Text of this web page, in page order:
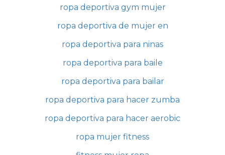
ropa deportiva gym mujer
ropa deportiva de mujer en
ropa deportiva para ninas
ropa deportiva para baile
ropa deportiva para bailar
ropa deportiva para hacer zumba
ropa deportiva para hacer aerobic
ropa mujer fitness